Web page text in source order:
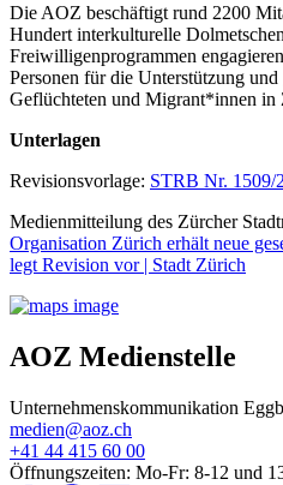
Die AOZ beschäftigt rund 2200
Hundert interkulturelle
Freiwilligenprogrammen
Personen für die Unterstützung
Geflüchteten und Migrant*innen in
Unterlagen
Revisionsvorlage: STRB Nr. 1509/
Medienmitteilung des Zürcher
Organisation Zürich erhält neue
legt Revision vor | Stadt Zürich
AOZ Medienstelle
Unternehmenskommunikation
medien@aoz.ch
+41 44 415 60 00
Öffnungszeiten: Mo-Fr: 8-12 und